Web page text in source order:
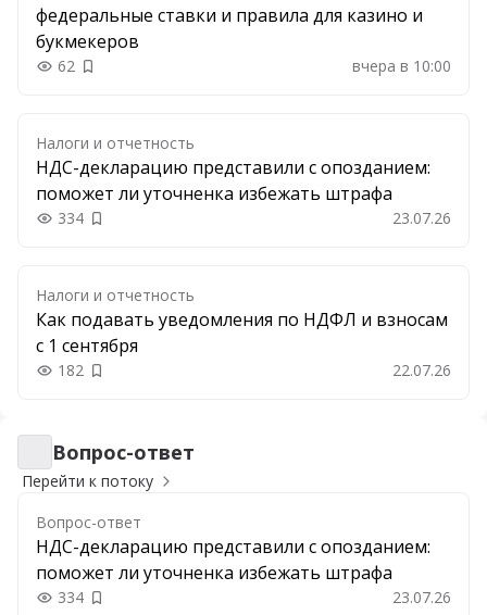
федеральные ставки и правила для казино и
букмекеров
62 Добавить в закладки вчера в 10:00
Налоги и отчетность
НДС-декларацию представили с опозданием:
поможет ли уточненка избежать штрафа
334 Добавить в закладки 23.07.26
Налоги и отчетность
Как подавать уведомления по НДФЛ и взносам
с 1 сентября
182 Добавить в закладки 22.07.26
Вопрос-ответ
Вопрос-ответ
Перейти к потоку
Вопрос-ответ
НДС-декларацию представили с опозданием:
поможет ли уточненка избежать штрафа
334 Добавить в закладки 23.07.26